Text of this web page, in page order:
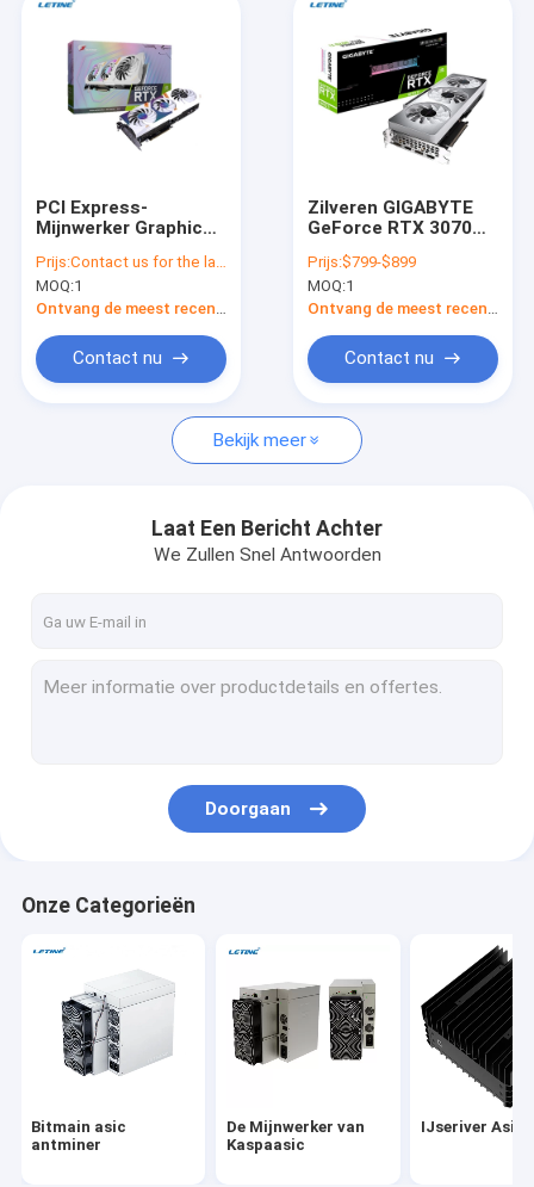
Video's
Over ons
Neem contact met ons op
Nieuws
De Mijnwerker van Kaspaasic
IJseriver Asic Miner
Jasmijnwerker
iBeLink Mijnwerker
Mijnwerker Graphic Card
Harde schijfmijnbouw
PCI Express-
Mijnwerker Graphic
RTX 3080 10G 8pin
Prijs:Contact us for the latest price
MOQ:1
Ontvang de meest recente Prijs
Contact nu
Zilveren GIGABYTE
GeForce RTX 3070
Graphic Card van de
Kleurenmijnwerker
grafische kaart 3070
Prijs:$799-$899
MOQ:1
Ontvang de meest recente Prijs
Contact nu
Bekijk meer
Laat Een Bericht Achter
We Zullen Snel Antwoorden
Doorgaan
Onze Categorieën
Bitmain asic
antminer
De Mijnwerker van
Kaspaasic
IJseriver Asic